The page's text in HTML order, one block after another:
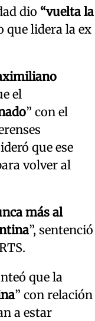
dio “vuelta la
que lidera la ex
el
” con el
que ese
volver al
más al
”, sentenció
que la
” con relación
a estar